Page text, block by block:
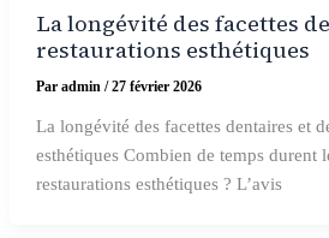
La longévité des facettes
restaurations esthétiques
Par admin /27 février 2026
La longévité des facettes dentaires et
esthétiques Combien de temps durent
restaurations esthétiques ? L’avis